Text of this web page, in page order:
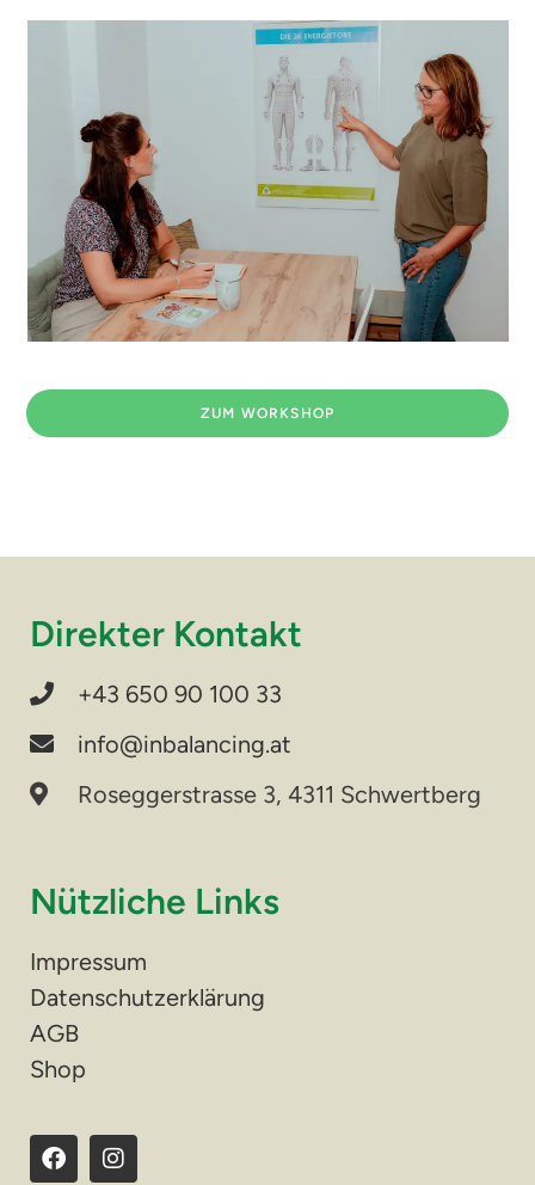
ZUM WORKSHOP
Direkter Kontakt
+43 650 90 100 33
info@inbalancing.at
Roseggerstrasse 3, 4311 Schwertberg
Nützliche Links
Impressum
Datenschutzerklärung
AGB
Shop